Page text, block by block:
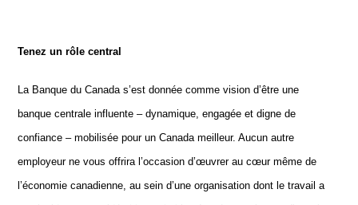
Tenez un rôle central
La Banque du Canada s’est donnée comme vision d’être une
banque centrale influente – dynamique, engagée et digne de
confiance – mobilisée pour un Canada meilleur. Aucun autre
employeur ne vous offrira l’occasion d’œuvrer au cœur même de
l’économie canadienne, au sein d’une organisation dont le travail a